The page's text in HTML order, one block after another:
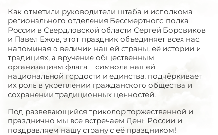
Как отметили руководители штаба и исполкома
регионального отделения Бессмертного полка
России в Свердловской области Сергей Боровиков
и Павел Ежов, этот праздник объединяет всех нас,
напоминая о величии нашей страны, её истории и
традициях, а вручение общественным
организациям флага – символа нашей
национальной гордости и единства, подчёркивает
их роль в укреплении гражданского общества и
сохранении традиционных ценностей.
Под развевающийся триколор торжественной и
празднично мы все встречаем День России и
поздравляем нашу страну с её праздником!